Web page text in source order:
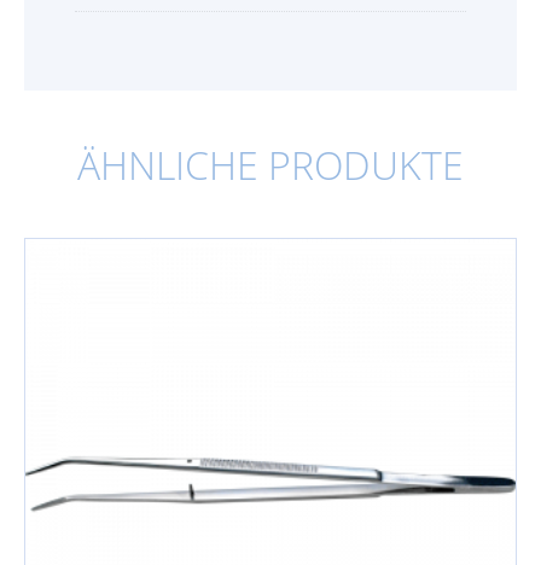
ÄHNLICHE PRODUKTE